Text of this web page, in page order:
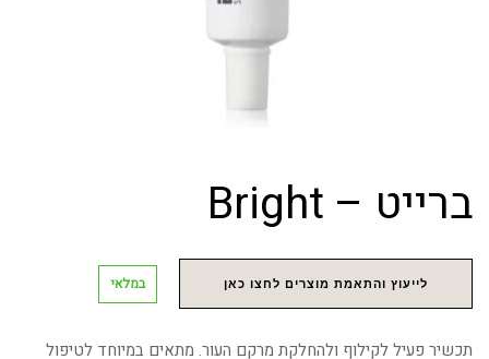
ברייט – Bright
לייעוץ והתאמת מוצרים לחצו כאן במלאי
תכשיר פעיל לקילוף ולהחלקת מרקם העור. מתאים במיוחד לטיפול